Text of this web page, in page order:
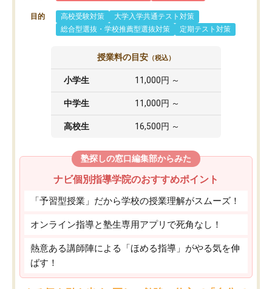
目的 高校受験対策
大学入学共通テスト対策
総合型選抜・学校推薦型選抜対策
定期テスト対策
授業料の目安 （税込）
小学生 11,000円 ～
中学生 11,000円 ～
高校生 16,500円 ～
塾探しの窓口編集部からみた
ナビ個別指導学院のおすすめポイント
「予習型授業」だから学校の授業理解がスムーズ！
オンライン指導と塾生専用アプリで死角なし！
熱意ある講師陣による「ほめる指導」がやる気を伸
ばす！